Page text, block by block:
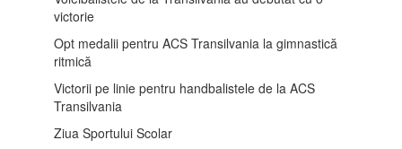
victorie
Opt medalii pentru ACS Transilvania la gimnastică
ritmică
Victorii pe linie pentru handbalistele de la ACS
Transilvania
Ziua Sportului Scolar